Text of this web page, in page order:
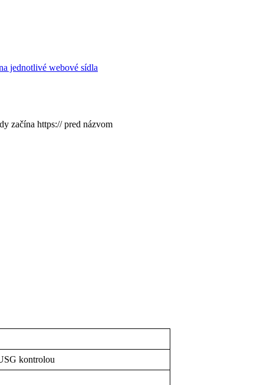
jednotlivé webové sídla
začína https:// pred názvom
kontrolou